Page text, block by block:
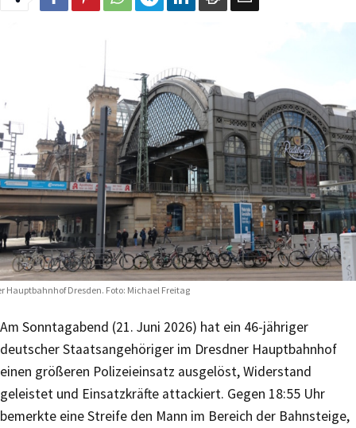
Hauptbahnhof Dresden. Foto: Michael Freitag
Am Sonntagabend (21. Juni 2026) hat ein 46-jähriger
deutscher Staatsangehöriger im Dresdner Hauptbahnhof
einen größeren Polizeieinsatz ausgelöst, Widerstand
geleistet und Einsatzkräfte attackiert. Gegen 18:55 Uhr
bemerkte eine Streife den Mann im Bereich der Bahnsteige,